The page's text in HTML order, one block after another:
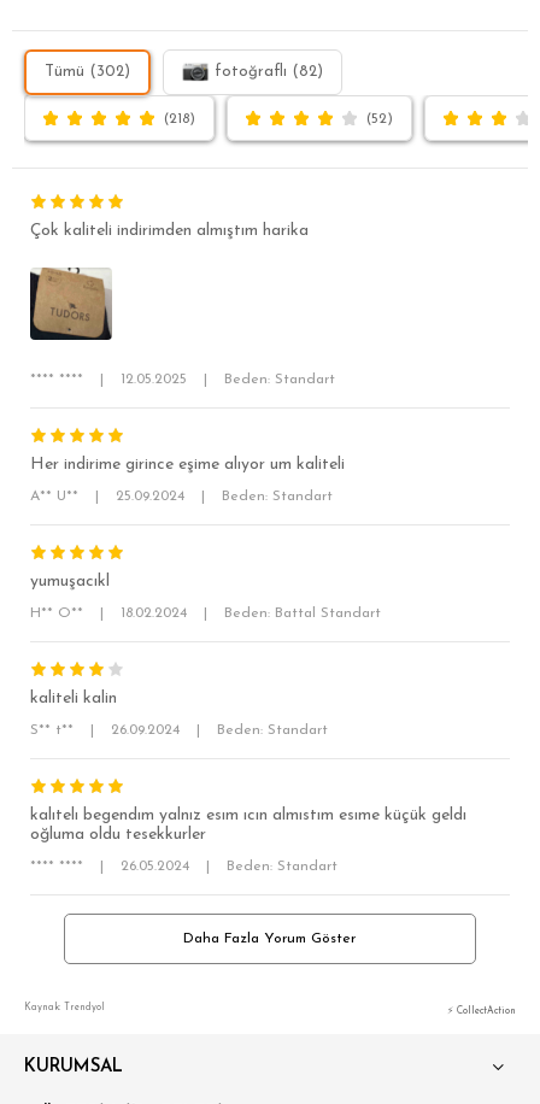
KLASİK FİT
Tümü (302) fotoğraflı (82)
(218) (52)
Çok kaliteli indirimden almıştım harika
**** **** 12.05.2025 Beden: Standart
Her indirime girince eşime alıyor um kaliteli
A** U** 25.09.2024 Beden: Standart
yumuşacıkl
H** O** 18.02.2024 Beden: Battal Standart
kaliteli kalin
S** t** 26.09.2024 Beden: Standart
kalıtelı begendım yalnız esım ıcın almıstım esıme küçük geldı
oğluma oldu tesekkurler
**** **** 26.05.2024 Beden: Standart
Daha Fazla Yorum Göster
Kaynak: Trendyol ⚡ CollectAction
KURUMSAL